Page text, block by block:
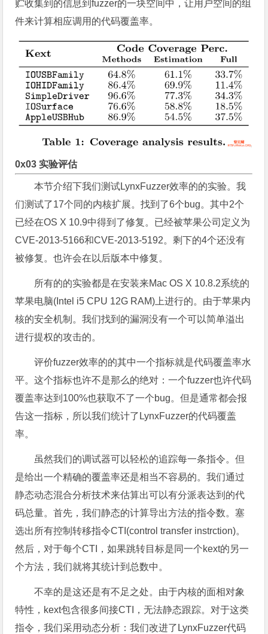
贮收集到的信息到fuzzer的一块空间中，让用户空间的组
件来计算相应调用的代码覆盖率。
0x03 实验评估
本节介绍下我们测试LynxFuzzer效率的的实验。我
们测试了17个同的内核扩展。找到了6个bug。其中2个
已经在OS X 10.9中得到了修复。已经被苹果公司定义为
CVE-2013-5166和CVE-2013-5192。剩下的4个还没有
被修复。也许会在以后版本中修复。
所有的的实验都是在安装来Mac OS X 10.8.2系统的
苹果电脑(Intel i5 CPU 12G RAM)上进行的。由于苹果内
核的安全机制。我们找到的漏洞没有一个可以简单溢出
进行提权的攻击的。
评价fuzzer效率的的其中一个指标就是代码覆盖率水
平。这个指标也许不是那么的绝对：一个fuzzer也许代码
覆盖率达到100%也获取不了一个bug。但是通常都会报
告这一指标，所以我们统计了LynxFuzzer的代码覆盖
率。
虽然我们的调试器可以轻松的追踪每一条指令。但
是给出一个精确的覆盖率还是相当不容易的。我们通过
静态动态混合分析技术来估算出可以有分派表达到的代
码总量。首先，我们静态的计算导出方法的指令数。塞
选出所有控制转移指令CTI(control transfer instrction)。
然后，对于每个CTI，如果跳转目标是同一个kext的另一
个方法，我们就将其统计到总数中。
不幸的是这还是有不足之处。由于内核的面相对象
特性，kext包含很多间接CTI，无法静态跟踪。对于这类
指令，我们采用动态分析：我们改进了LynxFuzzer代码